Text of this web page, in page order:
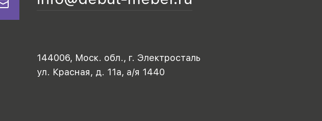
144006, Моск. обл., г. Электросталь
ул. Красная, д. 11а, а/я 1440